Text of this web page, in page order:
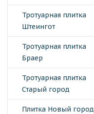
Тротуарная плитка
Штеингот
Тротуарная плитка
Браер
Тротуарная плитка
Старый город
Плитка Новый город